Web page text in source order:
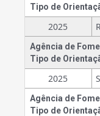
Tipo de
2025
Agência de
Tipo de
2025
Agência de
Tipo de